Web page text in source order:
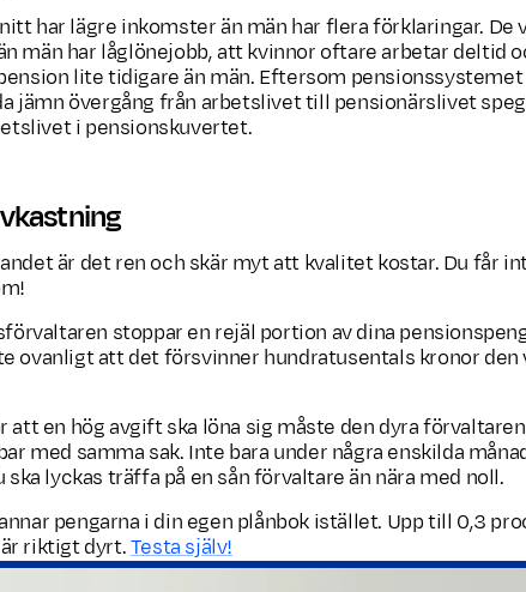
har lägre inkomster än män har flera förklaringar. De
män har låglönejobb, att kvinnor oftare arbetar deltid
lite tidigare än män. Eftersom
jämn övergång från arbetslivet till pensionärslivet
i pensionskuvertet.
är det ren och skär myt att kvalitet kostar. Du får
stoppar en rejäl portion av dina
ovanligt att det försvinner hundratusentals kronor den
en hög avgift ska löna sig måste den dyra
med samma sak. Inte bara under några enskilda
lyckas träffa på en sån förvaltare än nära med noll.
pengarna i din egen plånbok istället. Upp till 0,3
riktigt dyrt.Testa själv!